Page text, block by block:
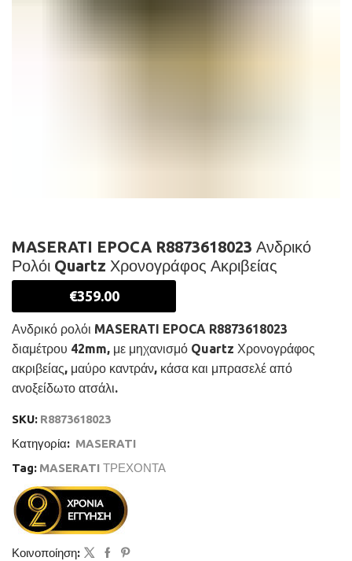
MASERATI EPOCA R8873618023 Ανδρικό
Ρολόι Quartz Χρονογράφος Ακριβείας
€359.00
Ανδρικό ρολόι MASERATI EPOCA R8873618023
διαμέτρου 42mm, με μηχανισμό Quartz Χρονογράφος
ακριβείας, μαύρο καντράν, κάσα και μπρασελέ από
ανοξείδωτο ατσάλι.
SKU: R8873618023
Κατηγορία: MASERATI
Tag: MASERATI ΤΡΕΧΟΝΤΑ
Κοινοποίηση: